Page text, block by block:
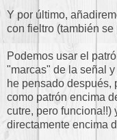
Y por último,
con fieltro (también
Podemos usar el
"marcas" de la señal
he pensado después,
como patrón encima
cutre, pero funciona!!)
directamente encima